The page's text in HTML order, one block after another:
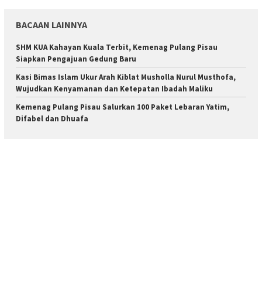
BACAAN LAINNYA
SHM KUA Kahayan Kuala Terbit, Kemenag Pulang Pisau
Siapkan Pengajuan Gedung Baru
Kasi Bimas Islam Ukur Arah Kiblat Musholla Nurul Musthofa,
Wujudkan Kenyamanan dan Ketepatan Ibadah Maliku
Kemenag Pulang Pisau Salurkan 100 Paket Lebaran Yatim,
Difabel dan Dhuafa